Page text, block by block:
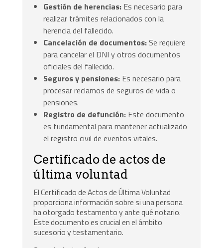
Gestión de herencias: Es necesario para
realizar trámites relacionados con la
herencia del fallecido.
Cancelación de documentos: Se requiere
para cancelar el DNI y otros documentos
oficiales del fallecido.
Seguros y pensiones: Es necesario para
procesar reclamos de seguros de vida o
pensiones.
Registro de defunción: Este documento
es fundamental para mantener actualizado
el registro civil de eventos vitales.
Certificado de actos de
última voluntad
El Certificado de Actos de Última Voluntad
proporciona información sobre si una persona
ha otorgado testamento y ante qué notario.
Este documento es crucial en el ámbito
sucesorio y testamentario.